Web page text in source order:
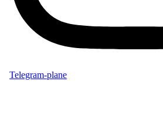
Telegram-plane